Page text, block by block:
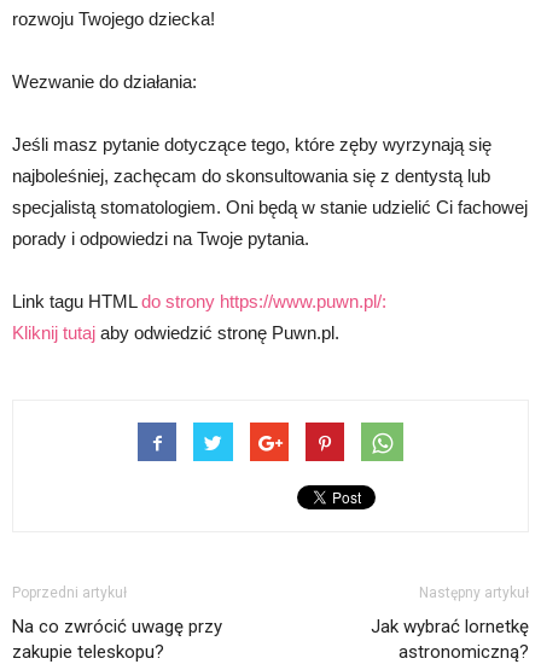
rozwoju Twojego dziecka!
Wezwanie do działania:
Jeśli masz pytanie dotyczące tego, które zęby wyrzynają się
najboleśniej, zachęcam do skonsultowania się z dentystą lub
specjalistą stomatologiem. Oni będą w stanie udzielić Ci fachowej
porady i odpowiedzi na Twoje pytania.
Link tagu HTMLdo strony https://www.puwn.pl/:
Kliknij tutaj aby odwiedzić stronę Puwn.pl.
Poprzedni artykuł
Na co zwrócić uwagę przy
zakupie teleskopu?
Następny artykuł
Jak wybrać lornetkę
astronomiczną?